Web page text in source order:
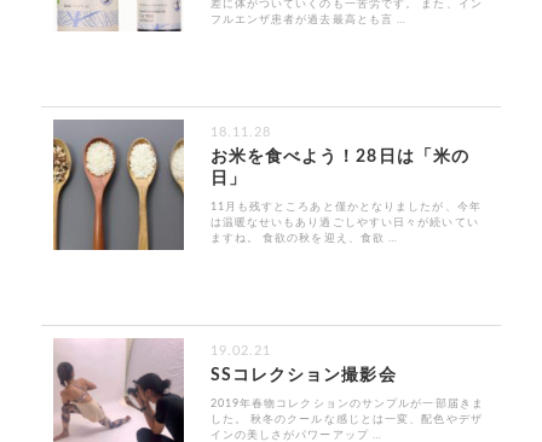
差に体がついていくのも一苦労です。 また、イン
フルエンザ患者が過去最高とも言 …
18.11.28
お米を食べよう！28日は「米の
日」
11月も残すところあと僅かとなりましたが、今年
は温暖なせいもあり過ごしやすい日々が続いてい
ますね。 食欲の秋を迎え、食欲 …
19.02.21
SSコレクション撮影会
2019年春物コレクションのサンプルが一部届きま
した。 秋冬のクールな感じとは一変、配色やデザ
インの美しさがパワーアップ …